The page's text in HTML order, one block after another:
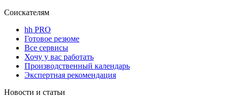
Соискателям
hh PRO
Готовое резюме
Все сервисы
Хочу у вас работать
Производственный календарь
Экспертная рекомендация
Новости и статьи